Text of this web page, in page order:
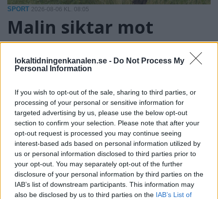
lokaltidningenkanalen.se - Do Not Process My
Personal Information
If you wish to opt-out of the sale, sharing to third parties, or
processing of your personal or sensitive information for
targeted advertising by us, please use the below opt-out
section to confirm your selection. Please note that after your
opt-out request is processed you may continue seeing
interest-based ads based on personal information utilized by
us or personal information disclosed to third parties prior to
your opt-out. You may separately opt-out of the further
disclosure of your personal information by third parties on the
IAB’s list of downstream participants. This information may
also be disclosed by us to third parties on the IAB’s List of
SPORT 2026-08-06 KL. 08:05
Malin siktar mot
världstoppen igen
Skador satte stopp för fjolårssäsongen. Nu hoppas Malin
i Irland
2026-08-06 KL. 08:03 2026-08-06 KL. 08:03